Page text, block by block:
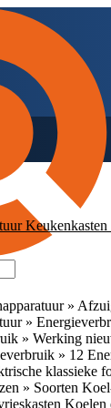
»
»
» Werking
» 12
klassieke
» Soorten
Koelen
Keukenkasten